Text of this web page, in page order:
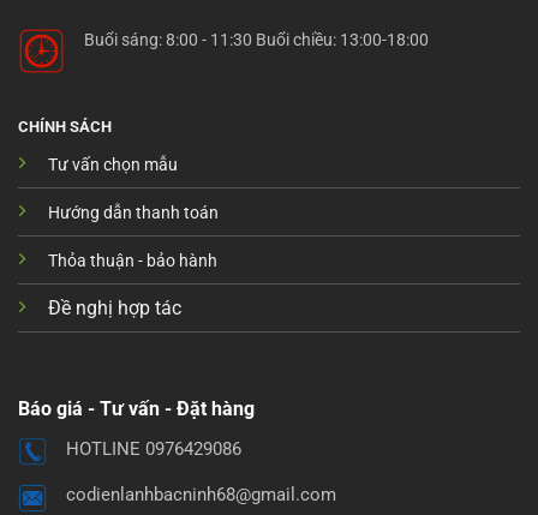
Buổi sáng: 8:00 - 11:30 Buổi chiều: 13:00-18:00
CHÍNH SÁCH
Tư vấn chọn mẫu
Hướng dẫn thanh toán
Thỏa thuận - bảo hành
Đề nghị hợp tác
Báo giá - Tư vấn - Đặt hàng
HOTLINE 0976429086
codienlanhbacninh68@gmail.com